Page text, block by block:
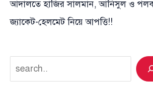
আদালতে হাজির সালমান, আনিসুল ও
জ্যাকেট-হেলমেট নিয়ে আপত্তি!!
Search